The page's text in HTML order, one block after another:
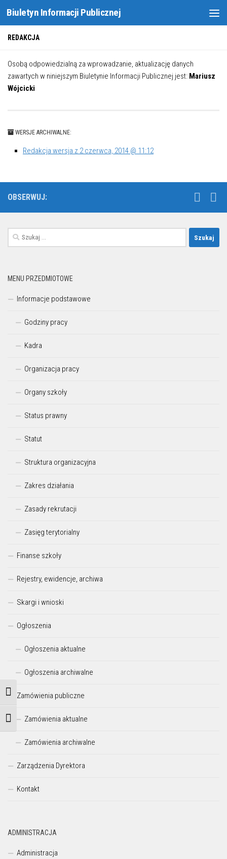
Przełącz wysoki kontrast
Zmień rozmiar czcionek
Skip to content
Biuletyn Informacji Publicznej
REDAKCJA
Osobą odpowiedzialną za wprowadzanie, aktualizację danych
zawartych w niniejszym Biuletynie Informacji Publicznej jest: Mariusz
Wójcicki
WERSJE ARCHIWALNE:
Redakcja wersja z 2 czerwca, 2014 @ 11:12
OBSERWUJ:
Szukaj:
MENU PRZEDMIOTOWE
Informacje podstawowe
Godziny pracy
Kadra
Organizacja pracy
Organy szkoły
Status prawny
Statut
Struktura organizacyjna
Zakres działania
Zasady rekrutacji
Zasięg terytorialny
Finanse szkoły
Rejestry, ewidencje, archiwa
Skargi i wnioski
Ogłoszenia
Ogłoszenia aktualne
Ogłoszenia archiwalne
Zamówienia publiczne
Zamówienia aktualne
Zamówienia archiwalne
Zarządzenia Dyrektora
Kontakt
ADMINISTRACJA
Administracja